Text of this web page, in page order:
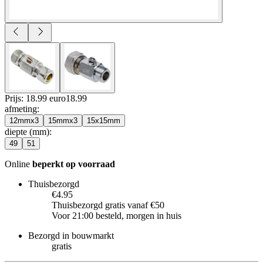
Prijs: 18.99 euro18.99
afmeting:
12mmx3 15mmx3 15x15mm
diepte (mm):
49 51
Online beperkt op voorraad
Thuisbezorgd
€4.95
Thuisbezorgd gratis vanaf €50
Voor 21:00 besteld, morgen in huis
Bezorgd in bouwmarkt
gratis